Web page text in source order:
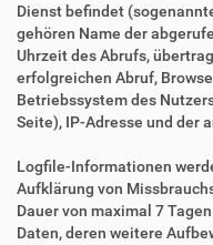
Dienst befindet
gehören Name der
Uhrzeit des Abrufs,
erfolgreichen Abruf,
Betriebssystem des
Seite), IP-Adresse und der
Logfile-Informationen
Aufklärung von
Dauer von maximal 7
Daten, deren weitere